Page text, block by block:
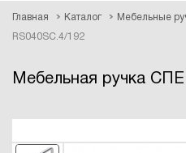
Главная Каталог Мебельные
RS040SC.4/192
Мебельная ручка
ссылку для